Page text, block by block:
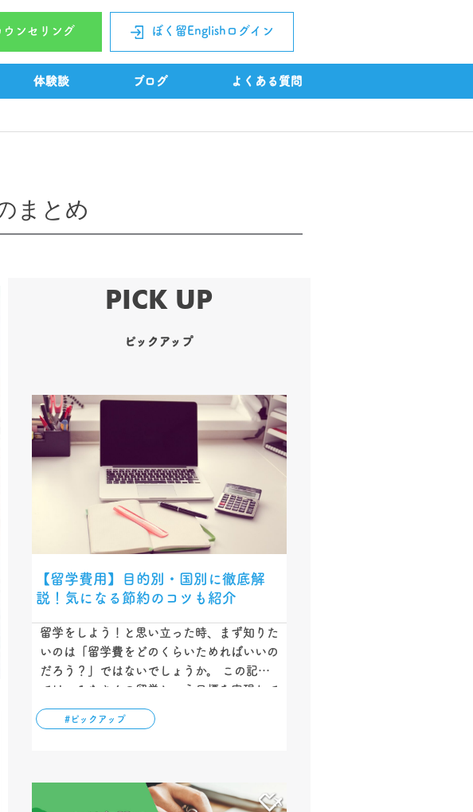
ウンセリング ぼく留Englishログイン
体験談 ブログ よくある質問
まとめ
PICK UP
ピックアップ
【留学費用】目的別・国別に徹底解
説！気になる節約のコツも紹介
留学をしよう！と思い立った時、まず知りた
いのは「留学費をどのくらいためればいいの
だろう？」ではないでしょうか。 この記事
では、みなさんの留学という目標を実現して
いただくために、知っておいていただきたい
「留学費」を、方法別・国別で詳しく解説し
#ピックアップ